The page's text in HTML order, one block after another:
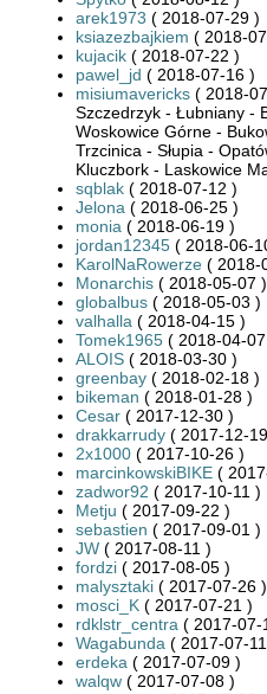
arek1973 ( 2018-07-29 )
ksiazezbajkiem ( 2018-
kujacik ( 2018-07-22 )
pawel_jd ( 2018-07-16 )
misiumavericks ( 2018-
Szczedrzyk - Łubniany -
Woskowice Górne -
Trzcinica - Słupia -
Kluczbork - Laskowice
sqblak ( 2018-07-12 )
Jelona ( 2018-06-25 )
monia ( 2018-06-19 )
jordan12345 ( 2018-06-
KarolNaRowerze ( 2018-
Monarchis ( 2018-05-07 )
globalbus ( 2018-05-03 )
valhalla ( 2018-04-15 )
Tomek1965 ( 2018-04-
ALOIS ( 2018-03-30 )
greenbay ( 2018-02-18 )
bikeman ( 2018-01-28 )
Cesar ( 2017-12-30 )
drakkarrudy ( 2017-12-
2x1000 ( 2017-10-26 )
marcinkowskiBIKE (
zadwor92 ( 2017-10-11 )
Metju ( 2017-09-22 )
sebastien ( 2017-09-01 )
JW ( 2017-08-11 )
fordzi ( 2017-08-05 )
malysztaki ( 2017-07-26 )
mosci_K ( 2017-07-21 )
rdklstr_centra ( 2017-07-
Wagabunda ( 2017-07-
erdeka ( 2017-07-09 )
walqw ( 2017-07-08 )